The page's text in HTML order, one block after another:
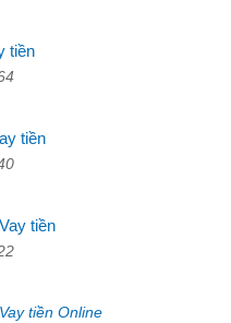
tiền
tiền
tiền
Vay tiền Online